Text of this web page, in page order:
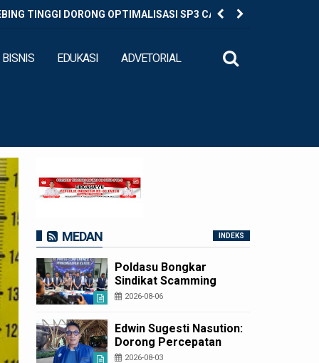
TINGGI DORONG OPTIMALISASI SP3 CATIN
BISNIS EDUKASI ADVETORIAL
MEDAN INDEKS
Poldasu Bongkar
Sindikat Scamming
Internasional di
Korban Rugi Rp6,7 Miliar
2026-08-06
Edwin Sugesti Nasution:
Dorong Percepatan
Perda PBG Guna
2026-08-03